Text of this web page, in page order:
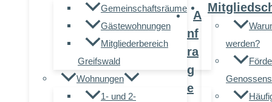
Gemeinschaftsräume
Gästewohnungen
Mitgliederbereich
Greifswald
Wohnungen
1- und 2-
A
nf
ra
g
e
werden?